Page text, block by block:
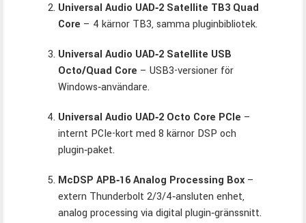
Universal Audio UAD‑2 Satellite TB3 Quad
Core – 4 kärnor TB3, samma pluginbibliotek.
Universal Audio UAD‑2 Satellite USB
Octo/Quad Core – USB3-versioner för
Windows‑användare.
Universal Audio UAD‑2 Octo Core PCIe –
internt PCIe-kort med 8 kärnor DSP och
plugin‑paket.
McDSP APB‑16 Analog Processing Box –
extern Thunderbolt 2/3/4‑ansluten enhet,
analog processing via digital plugin‑gränssnitt.